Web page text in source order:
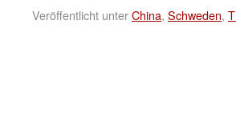
Veröffentlicht unterChina, Schweden,